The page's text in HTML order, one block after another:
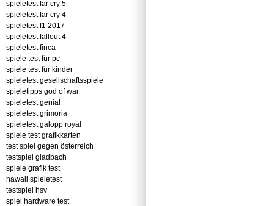
spieletest far cry 5
spieletest far cry 4
spieletest f1 2017
spieletest fallout 4
spieletest finca
spiele test für pc
spiele test für kinder
spieletest gesellschaftsspiele
spieletipps god of war
spieletest genial
spieletest grimoria
spieletest galopp royal
spiele test grafikkarten
test spiel gegen österreich
testspiel gladbach
spiele grafik test
hawaii spieletest
testspiel hsv
spiel hardware test